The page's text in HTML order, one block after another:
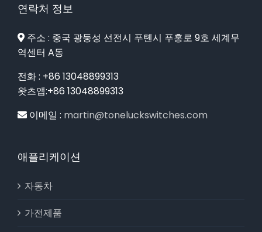
연락처 정보
주소 : 중국 광둥성 선전시 푸톈시 푸홍로 9호 세계무
역센터 A동
전화 : +86 13048899313
왓츠앱:+86 13048899313
이메일 : martin@toneluckswitches.com
애플리케이션
자동차
가전제품